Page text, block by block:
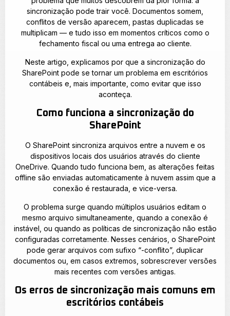
sincronização pode trair você. Documentos somem,
conflitos de versão aparecem, pastas duplicadas se
multiplicam — e tudo isso em momentos críticos como o
fechamento fiscal ou uma entrega ao cliente.
Neste artigo, explicamos por que a sincronização do
SharePoint pode se tornar um problema em escritórios
contábeis e, mais importante, como evitar que isso
aconteça.
Como funciona a sincronização do
SharePoint
O SharePoint sincroniza arquivos entre a nuvem e os
dispositivos locais dos usuários através do cliente
OneDrive. Quando tudo funciona bem, as alterações feitas
offline são enviadas automaticamente à nuvem assim que a
conexão é restaurada, e vice-versa.
O problema surge quando múltiplos usuários editam o
mesmo arquivo simultaneamente, quando a conexão é
instável, ou quando as políticas de sincronização não estão
configuradas corretamente. Nesses cenários, o SharePoint
pode gerar arquivos com sufixo “-conflito”, duplicar
documentos ou, em casos extremos, sobrescrever versões
mais recentes com versões antigas.
Os erros de sincronização mais comuns em
escritórios contábeis